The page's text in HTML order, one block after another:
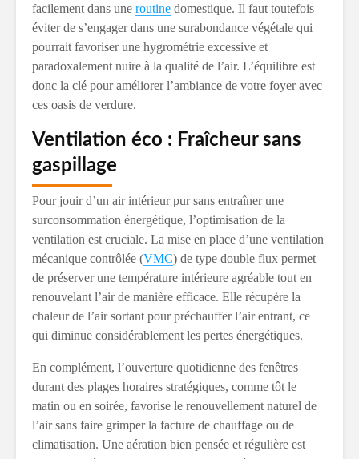
facilement dans une routine domestique. Il faut toutefois
éviter de s’engager dans une surabondance végétale qui
pourrait favoriser une hygrométrie excessive et
paradoxalement nuire à la qualité de l’air. L’équilibre est
donc la clé pour améliorer l’ambiance de votre foyer avec
ces oasis de verdure.
Ventilation éco : Fraîcheur sans
gaspillage
Pour jouir d’un air intérieur pur sans entraîner une
surconsommation énergétique, l’optimisation de la
ventilation est cruciale. La mise en place d’une ventilation
mécanique contrôlée (VMC) de type double flux permet
de préserver une température intérieure agréable tout en
renouvelant l’air de manière efficace. Elle récupère la
chaleur de l’air sortant pour préchauffer l’air entrant, ce
qui diminue considérablement les pertes énergétiques.
En complément, l’ouverture quotidienne des fenêtres
durant des plages horaires stratégiques, comme tôt le
matin ou en soirée, favorise le renouvellement naturel de
l’air sans faire grimper la facture de chauffage ou de
climatisation. Une aération bien pensée et régulière est